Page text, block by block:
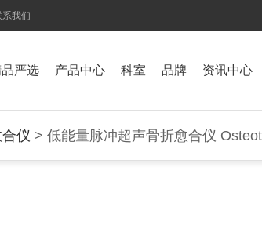
系我们
严选 产品中心 科室 品牌 资讯中心
仪 > 低能量脉冲超声骨折愈合仪